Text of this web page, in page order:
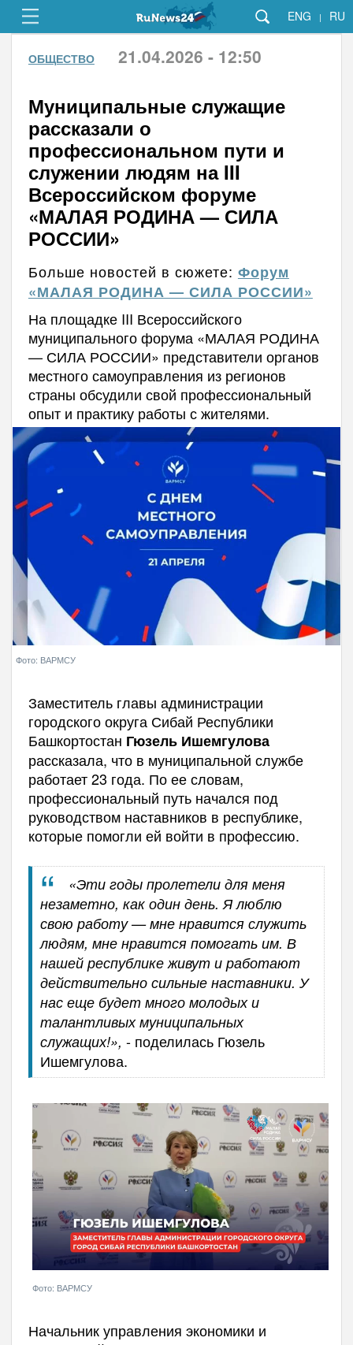
ENG | RU
ОБЩЕСТВО 21.04.2026 - 12:50
Муниципальные служащие
рассказали о
профессиональном пути и
служении людям на III
Всероссийском форуме
«МАЛАЯ РОДИНА — СИЛА
РОССИИ»
Больше новостей в сюжете: Форум
«МАЛАЯ РОДИНА — СИЛА РОССИИ»
На площадке III Всероссийского
муниципального форума «МАЛАЯ РОДИНА
— СИЛА РОССИИ» представители органов
местного самоуправления из регионов
страны обсудили свой профессиональный
опыт и практику работы с жителями.
Фото: ВАРМСУ
Заместитель главы администрации
городского округа Сибай Республики
Башкортостан Гюзель Ишемгулова
рассказала, что в муниципальной службе
работает 23 года. По ее словам,
профессиональный путь начался под
руководством наставников в республике,
которые помогли ей войти в профессию.
«Эти годы пролетели для меня
незаметно, как один день. Я люблю
свою работу — мне нравится служить
людям, мне нравится помогать им. В
нашей республике живут и работают
действительно сильные наставники. У
нас еще будет много молодых и
талантливых муниципальных
служащих!», - поделилась Гюзель
Ишемгулова.
Фото: ВАРМСУ
Начальник управления экономики и